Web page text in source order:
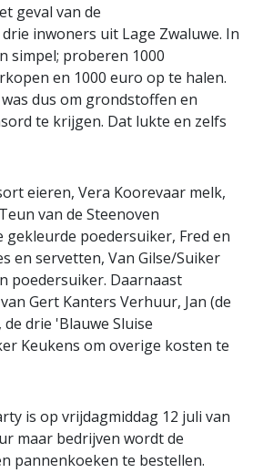
geval van de
inwoners uit Lage Zwaluwe. In
simpel; proberen 1000
en 1000 euro op te halen.
dus om grondstoffen en
te krijgen. Dat lukte en zelfs
eieren, Vera Koorevaar melk,
van de Steenoven
gekleurde poedersuiker, Fred en
en servetten, Van Gilse/Suiker
poedersuiker. Daarnaast
Gert Kanters Verhuur, Jan (de
drie 'Blauwe Sluise
Keukens om overige kosten te
is op vrijdagmiddag 12 juli van
maar bedrijven wordt de
pannenkoeken te bestellen.